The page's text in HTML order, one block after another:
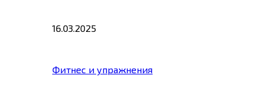
16.03.2025
Фитнес и упражнения